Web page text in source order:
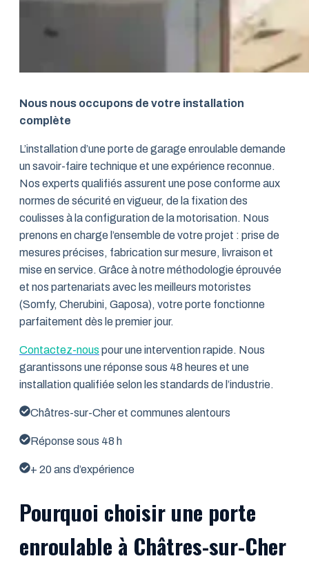
Nous nous occupons de votre installation
complète
L’installation d’une porte de garage enroulable demande
un savoir-faire technique et une expérience reconnue.
Nos experts qualifiés assurent une pose conforme aux
normes de sécurité en vigueur, de la fixation des
coulisses à la configuration de la motorisation. Nous
prenons en charge l’ensemble de votre projet : prise de
mesures précises, fabrication sur mesure, livraison et
mise en service. Grâce à notre méthodologie éprouvée
et nos partenariats avec les meilleurs motoristes
(Somfy, Cherubini, Gaposa), votre porte fonctionne
parfaitement dès le premier jour.
Contactez-nous pour une intervention rapide. Nous
garantissons une réponse sous 48 heures et une
installation qualifiée selon les standards de l’industrie.
Châtres-sur-Cher et communes alentours
Réponse sous 48 h
+ 20 ans d’expérience
Pourquoi choisir une porte
enroulable à Châtres-sur-Cher